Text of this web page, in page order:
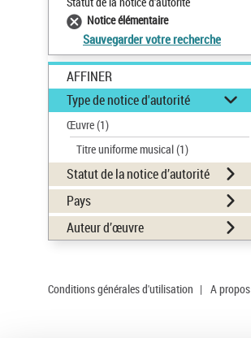
Notice élémentaire
Sauvegarder votre recherche
AFFINER
Type de notice d'autorité
Œuvre(1)
Titre uniforme musical(1)
Statut de la notice d’autorité
Pays
Auteur d’œuvre
Conditions générales d'utilisation | A propos